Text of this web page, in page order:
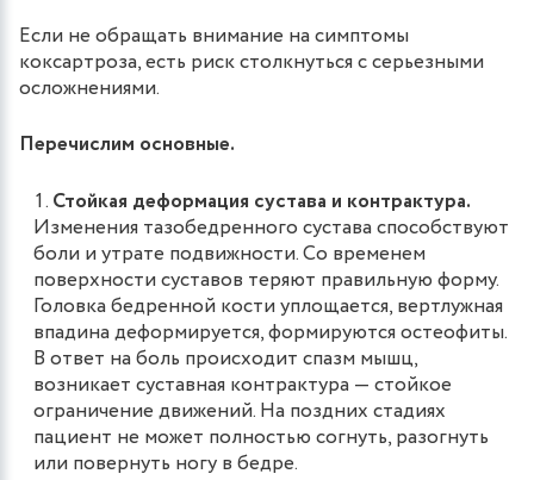
Если не обращать внимание на симптомы
коксартроза, есть риск столкнуться с серьезными
осложнениями.
Перечислим основные.
Стойкая деформация сустава и контрактура.
Изменения тазобедренного сустава способствуют
боли и утрате подвижности. Со временем
поверхности суставов теряют правильную форму.
Головка бедренной кости уплощается, вертлужная
впадина деформируется, формируются остеофиты.
В ответ на боль происходит спазм мышц,
возникает суставная контрактура — стойкое
ограничение движений. На поздних стадиях
пациент не может полностью согнуть, разогнуть
или повернуть ногу в бедре.